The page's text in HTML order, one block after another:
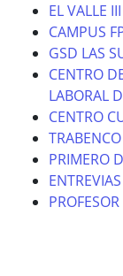
EL VALLE III
CAMPUS
GSD LAS
CENTRO
LABORAL
CENTRO
TRABENCO
PRIMERO
ENTREVIAS